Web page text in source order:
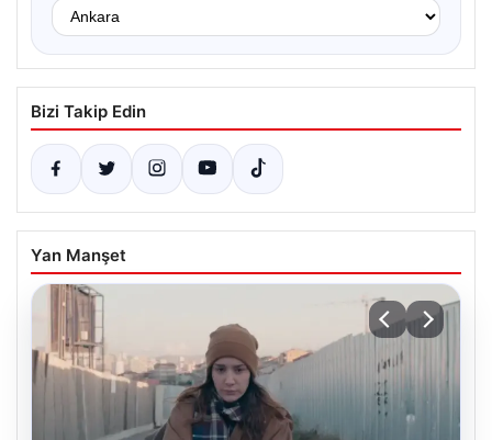
Bizi Takip Edin
Yan Manşet